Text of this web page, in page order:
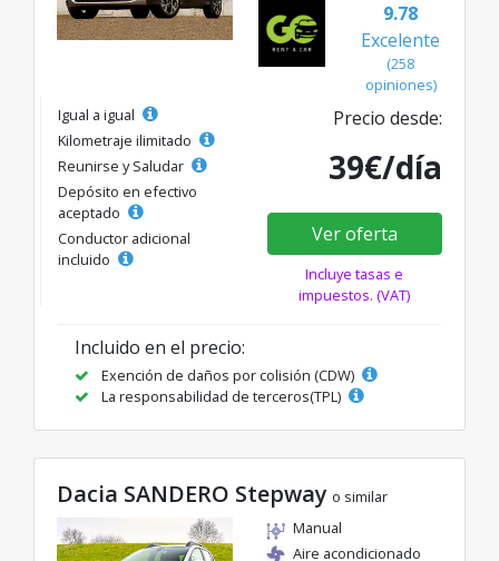
9.78
Excelente
(258
opiniones)
Igual a igual
Kilometraje ilimitado
Reunirse y Saludar
Depósito en efectivo
aceptado
Conductor adicional
incluido
Precio desde:
39€/día
Ver oferta
Incluye tasas e
impuestos. (VAT)
Incluido en el precio:
Exención de daños por colisión (CDW)
La responsabilidad de terceros(TPL)
Dacia SANDERO Stepway o similar
Manual
Aire acondicionado